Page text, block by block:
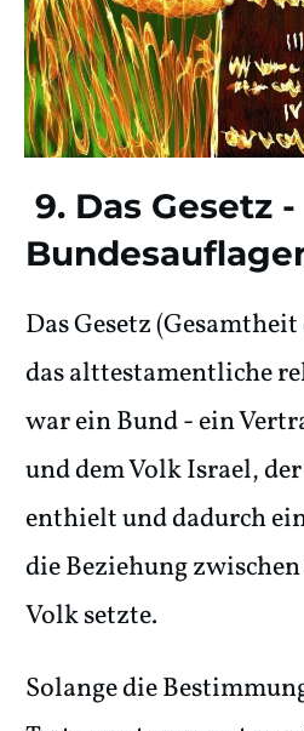
9. Das Gesetz -
Das Gesetz
das alttestamentliche
war ein Bund - ein
und dem Volk Israel,
enthielt und dadurch
die Beziehung
Volk setzte.
Solange die